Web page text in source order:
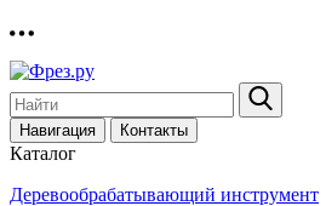
Навигация Контакты
Каталог
Деревообрабатывающий инструмент